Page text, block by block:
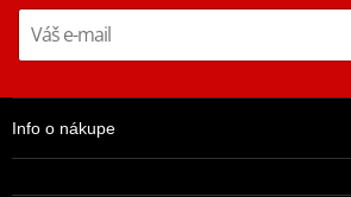
Info o nákupe